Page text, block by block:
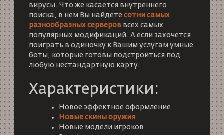
вирусы. Что же касается внутреннего
поиска, в нем Вы найдете сотни самых
разнообразных сервероввсех самых
популярных модификаций. А если захочется
поиграть в одиночку к Вашим услугам умные
боты, которые готовы подстроиться под
любую нестандартную карту.
Характеристики:
Новое эффектное оформление
Новые скины оружия
Новые модели игроков